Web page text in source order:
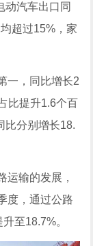
动汽车出口同
超过15%，家
一，同比增长2
比提升1.6个百
比分别增长18.
运输的发展，
度，通过公路
至18.7%。